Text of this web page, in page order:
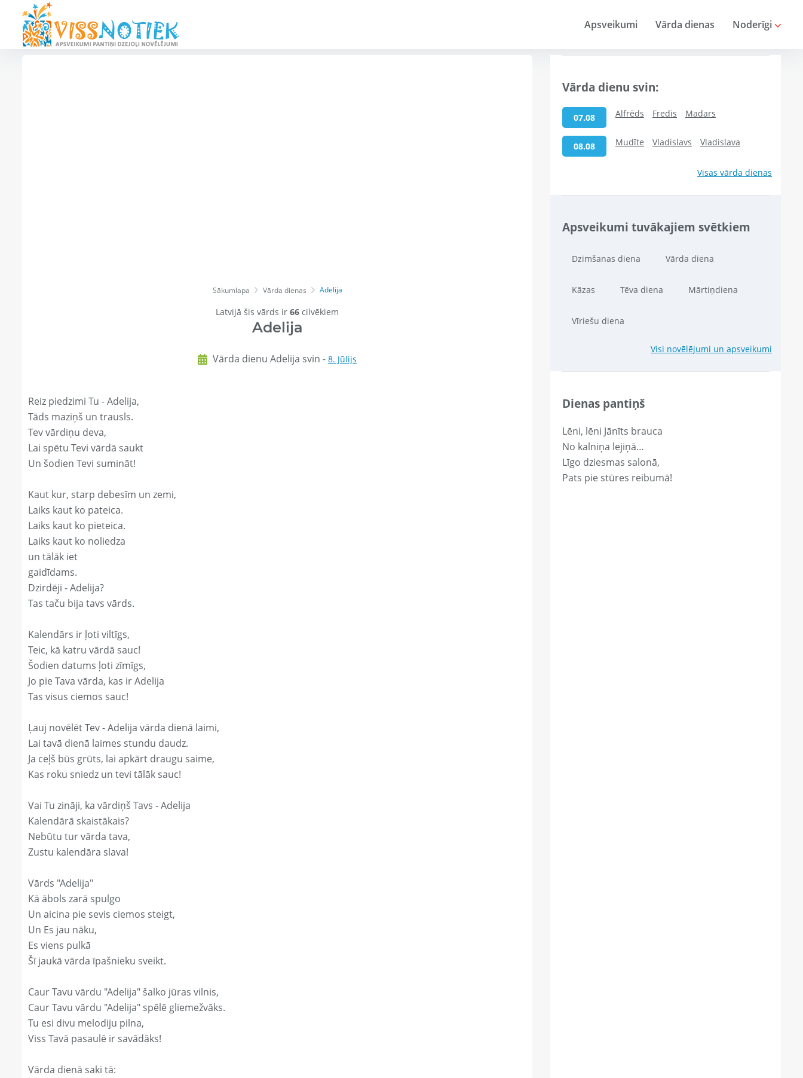
Apsveikumi Vārda dienas Noderīgi
Sākumlapa Vārda dienas Adelija
Latvijā šis vārds ir 66 cilvēkiem
Adelija
Vārda dienu Adelija svin - 8. Jūlijs
Reiz piedzimi Tu - Adelija,
Tāds maziņš un trausls.
Tev vārdiņu deva,
Lai spētu Tevi vārdā saukt
Un šodien Tevi sumināt!
Kaut kur, starp debesīm un zemi,
Laiks kaut ko pateica.
Laiks kaut ko pieteica.
Laiks kaut ko noliedza
un tālāk iet
gaidīdams.
Dzirdēji - Adelija?
Tas taču bija tavs vārds.
Kalendārs ir ļoti viltīgs,
Teic, kā katru vārdā sauc!
Šodien datums ļoti zīmīgs,
Jo pie Tava vārda, kas ir Adelija
Tas visus ciemos sauc!
Ļauj novēlēt Tev - Adelija vārda dienā laimi,
Lai tavā dienā laimes stundu daudz.
Ja ceļš būs grūts, lai apkārt draugu saime,
Kas roku sniedz un tevi tālāk sauc!
Vai Tu zināji, ka vārdiņš Tavs - Adelija
Kalendārā skaistākais?
Nebūtu tur vārda tava,
Zustu kalendāra slava!
Vārds "Adelija"
Kā ābols zarā spulgo
Un aicina pie sevis ciemos steigt,
Un Es jau nāku,
Es viens pulkā
Šī jaukā vārda īpašnieku sveikt.
Caur Tavu vārdu "Adelija" šalko jūras vilnis,
Caur Tavu vārdu "Adelija" spēlē gliemežvāks.
Tu esi divu melodiju pilna,
Viss Tavā pasaulē ir savādāks!
Vārda dienā saki tā:
Vārda dienu svin:
07.08 Alfrēds Fredis Madars
08.08 Mudīte Vladislavs Vladislava
Visas vārda dienas
Apsveikumi tuvākajiem svētkiem
Dzimšanas diena Vārda diena
Kāzas Tēva diena Mārtiņdiena
Vīriešu diena
Visi novēlējumi un apsveikumi
Dienas pantiņš
Lēni, lēni Jānīts brauca
No kalniņa lejiņā…
Līgo dziesmas salonā,
Pats pie stūres reibumā!